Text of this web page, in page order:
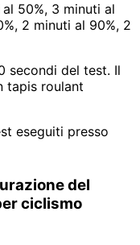
50%, 3 minuti al
2 minuti al 90%, 2
secondi del test. Il
tapis roulant
eseguiti presso
del
ciclismo